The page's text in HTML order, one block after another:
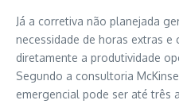
Já a corretiva não planejada
necessidade de horas extras
diretamente a produtividade
Segundo a consultoria
emergencial pode ser até três